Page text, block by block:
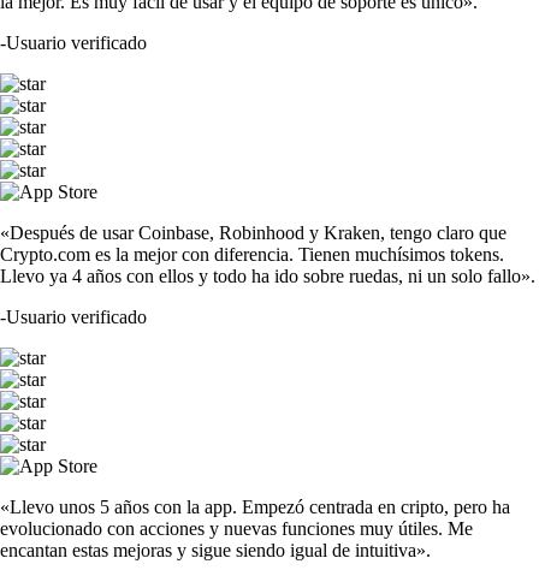
-Usuario verificado
«Después de usar Coinbase, Robinhood y Kraken, tengo claro que
Crypto.com es la mejor con diferencia. Tienen muchísimos tokens.
Llevo ya 4 años con ellos y todo ha ido sobre ruedas, ni un solo fallo».
-Usuario verificado
«Llevo unos 5 años con la app. Empezó centrada en cripto, pero ha
evolucionado con acciones y nuevas funciones muy útiles. Me
encantan estas mejoras y sigue siendo igual de intuitiva».